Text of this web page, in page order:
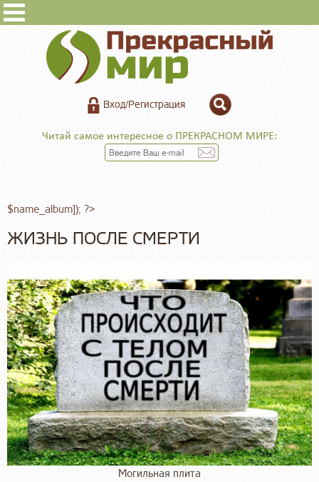
Вход/Регистрация
Читай самое интересное о ПРЕКРАСНОМ МИРЕ:
$name_album]); ?>
ЖИЗНЬ ПОСЛЕ СМЕРТИ
Могильная плита